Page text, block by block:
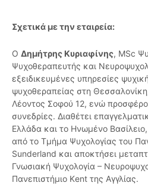
Σχετικά με την εταιρεία:
Ο Δημήτρης Κυριαφίνης, MSc
Ψυχοθεραπευτής και
εξειδικευμένες υπηρεσίες
ψυχοθεραπείας στη
Λέοντος Σοφού 12, ενώ
συνεδρίες. Διαθέτει
Ελλάδα και το Ηνωμένο
από το Τμήμα Ψυχολογίας του
Sunderland και αποκτήσει
Γνωσιακή Ψυχολογία –
Πανεπιστήμιο Κent της Αγγλίας.